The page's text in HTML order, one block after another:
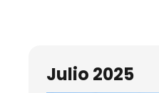
Julio 2025